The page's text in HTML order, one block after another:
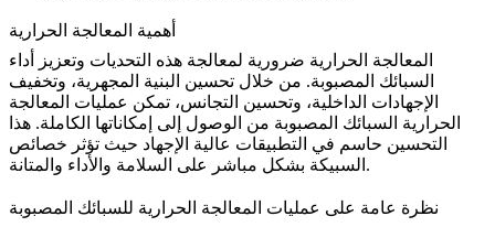
أهمية المعالجة الحرارية
المعالجة الحرارية ضرورية لمعالجة هذه التحديات وتعزيز أداء
السبائك المصبوبة. من خلال تحسين البنية المجهرية، وتخفيف
الإجهادات الداخلية، وتحسين التجانس، تمكن عمليات المعالجة
الحرارية السبائك المصبوبة من الوصول إلى إمكاناتها الكاملة. هذا
التحسين حاسم في التطبيقات عالية الإجهاد حيث تؤثر خصائص
السبيكة بشكل مباشر على السلامة والأداء والمتانة.
نظرة عامة على عمليات المعالجة الحرارية للسبائك المصبوبة